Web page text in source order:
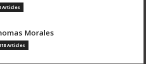
Articles
Morales
Articles